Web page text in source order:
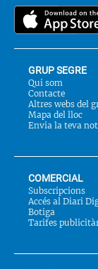
GRUP SEGRE
Qui som
Contacte
Altres webs del
Mapa del lloc
Envia la teva
COMERCIAL
Subscripcions
Accés al Diari
Botiga
Tarifes